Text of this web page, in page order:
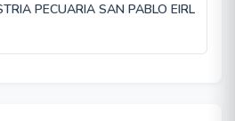
PECUARIA SAN PABLO EIRL